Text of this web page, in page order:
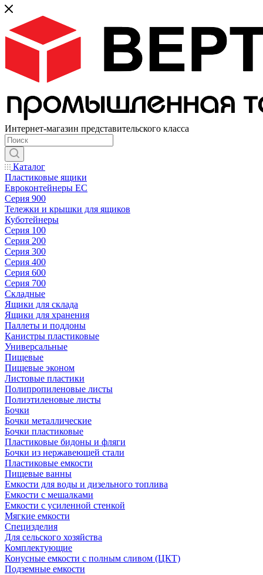
Интернет-магазин представительского класса
Каталог
Пластиковые ящики
Евроконтейнеры ЕС
Серия 900
Тележки и крышки для ящиков
Куботейнеры
Серия 100
Серия 200
Серия 300
Серия 400
Серия 600
Серия 700
Складные
Ящики для склада
Ящики для хранения
Паллеты и поддоны
Канистры пластиковые
Универсальные
Пищевые
Пищевые эконом
Листовые пластики
Полипропиленовые листы
Полиэтиленовые листы
Бочки
Бочки металлические
Бочки пластиковые
Пластиковые бидоны и фляги
Бочки из нержавеющей стали
Пластиковые емкости
Пищевые ванны
Емкости для воды и дизельного топлива
Емкости с мешалками
Емкости с усиленной стенкой
Мягкие емкости
Специзделия
Для сельского хозяйства
Комплектующие
Конусные емкости с полным сливом (ЦКТ)
Подземные емкости